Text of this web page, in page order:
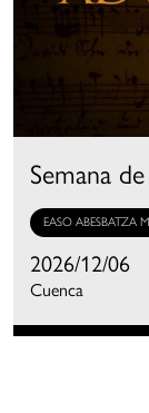
Semana
EASO ABESBATZA
2026/12/06
Cuenca